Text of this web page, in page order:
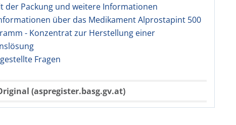
der Packung und weitere Informationen
über das Medikament Alprostapint 500
- Konzentrat zur Herstellung einer
Fragen
(aspregister.basg.gv.at)